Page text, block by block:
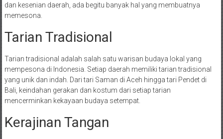
dan kesenian daerah, ada begitu banyak hal yang membuatnya
memesona.
Tarian Tradisional
Tarian tradisional adalah salah satu warisan budaya lokal yang
mempesona di Indonesia. Setiap daerah memiliki tarian tradisional
yang unik dan indah. Dari tari Saman di Aceh hingga tari Pendet di
Bali, keindahan gerakan dan kostum dari setiap tarian
mencerminkan kekayaan budaya setempat.
Kerajinan Tangan